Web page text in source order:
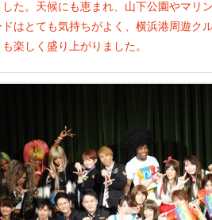
た。天候にも恵まれ、山下公園やマリ
はとても気持ちがよく、横浜港周遊ク
も楽しく盛り上がりました。